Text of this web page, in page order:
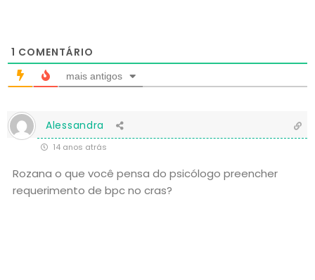
1 COMENTÁRIO
mais antigos
Alessandra
14 anos atrás
Rozana o que você pensa do psicólogo preencher
requerimento de bpc no cras?